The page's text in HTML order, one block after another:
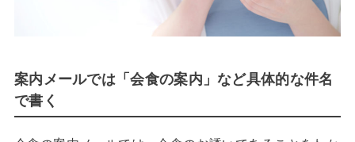
案内メールでは「会食の案内」など具体的な件名
で書く